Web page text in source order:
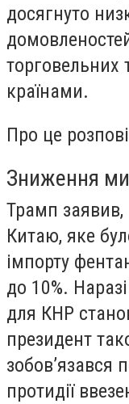
досягнуто
торговельних
країнами.
Про це
Зниження
Трамп
Китаю, яке
імпорту
до 10%.
для КНР
президент
зобов’язався
протидії